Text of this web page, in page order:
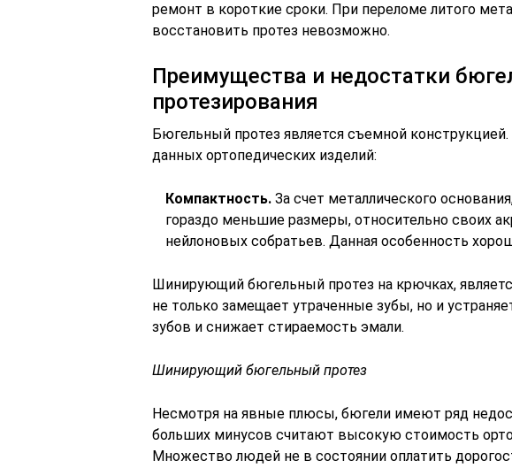
ремонт в короткие сроки. При переломе литого
восстановить протез невозможно.
Преимущества и недостатки
протезирования
Бюгельный протез является съемной
данных ортопедических изделий:
Компактность. За счет металлического
гораздо меньшие размеры, относительно своих
нейлоновых собратьев. Данная особенность
Шинирующий бюгельный протез на крючках,
не только замещает утраченные зубы, но и
зубов и снижает стираемость эмали.
Шинирующий бюгельный протез
Несмотря на явные плюсы, бюгели имеют ряд
больших минусов считают высокую стоимость
Множество людей не в состоянии оплатить